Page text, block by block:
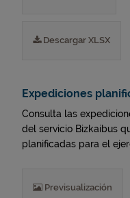
Descargar XLSX
Expediciones
Consulta las
del servicio Bizkaibus
planificadas para el
Previsualización